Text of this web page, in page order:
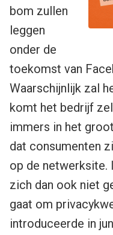
bom zullen
leggen
onder de
toekomst van
Waarschijnlijk zal
komt het bedrijf
immers in het
dat consumenten
op de netwerksite.
zich dan ook niet
gaat om
introduceerde in